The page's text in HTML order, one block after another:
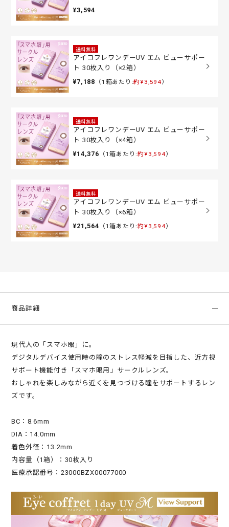
¥3,594
送料無料
アイコフレワンデーUV エム ビューサポー
ト 30枚入り（×2箱）
¥7,188 （1箱あたり:約¥3,594）
送料無料
アイコフレワンデーUV エム ビューサポー
ト 30枚入り（×4箱）
¥14,376 （1箱あたり:約¥3,594）
送料無料
アイコフレワンデーUV エム ビューサポー
ト 30枚入り（×6箱）
¥21,564 （1箱あたり:約¥3,594）
商品詳細
現代人の「スマホ眼」に。
デジタルデバイス使用時の瞳のストレス軽減を目指した、近方視
サポート機能付き「スマホ眼用」サークルレンズ。
おしゃれを楽しみながら近くを見つづける瞳をサポートするレン
ズです。
BC：8.6mm
DIA：14.0mm
着色外径：13.2mm
内容量（1箱）：30枚入り
医療承認番号：23000BZX00077000